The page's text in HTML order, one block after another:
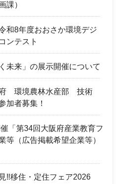
課）
和8年度おおさか環境デジ
ンテスト
未来」の展示開催について
府 環境農林水産部 技術
者募集！
「第34回大阪府産業教育フ
等（広告掲載希望企業等）
‼移住・定住フェア2026